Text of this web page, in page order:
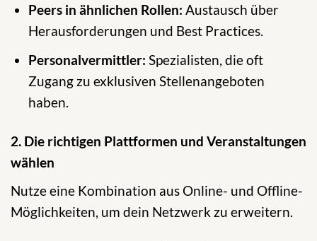
Peers in ähnlichen Rollen: Austausch über
Herausforderungen und Best Practices.
Personalvermittler: Spezialisten, die oft
Zugang zu exklusiven Stellenangeboten
haben.
2. Die richtigen Plattformen und Veranstaltungen
wählen
Nutze eine Kombination aus Online- und Offline-
Möglichkeiten, um dein Netzwerk zu erweitern.